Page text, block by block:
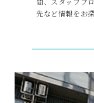
先など情報をお